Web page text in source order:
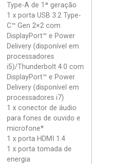
Type-A de 1ª geração
1 x porta USB 3.2 Type-
C™ Gen 2×2 com
DisplayPort™ e Power
Delivery (disponível em
processadores
i5)/Thunderbolt 4.0 com
DisplayPort™ e Power
Delivery (disponível em
processadores i7)
1 x conector de áudio
para fones de ouvido e
microfone*
1 x porta HDMI 1.4
1 x porta tomada de
energia